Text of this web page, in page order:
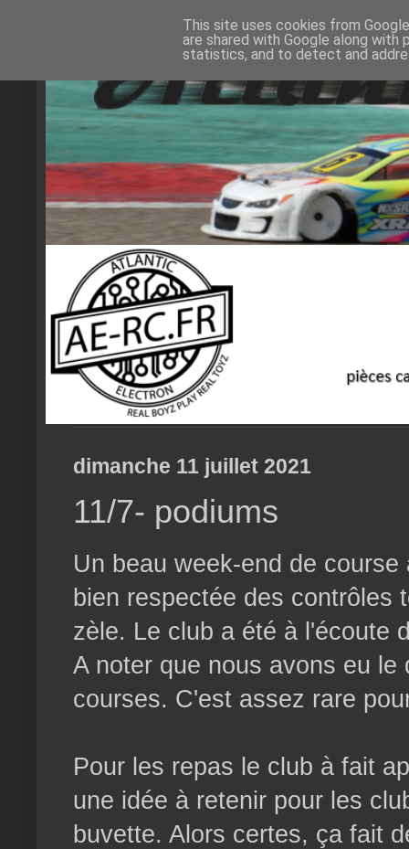
dimanche 11 juillet 2021
11/7- podiums
Un beau week-end de
bien respectée des contrôles
zèle. Le club a été à l'écoute
A noter que nous avons eu
courses. C'est assez rare
Pour les repas le club à fait
une idée à retenir pour les
buvette. Alors certes, ça fait
This site uses cookies from
are shared with Google along
statistics, and to detect and